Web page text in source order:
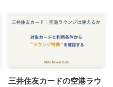
三井住友カードの空港ラウ